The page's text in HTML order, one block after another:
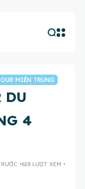
MIỀN TRUNG
DU
4
628 LƯỢT XEM